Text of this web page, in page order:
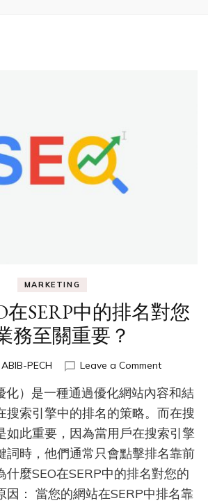
MARKETING
在SERP中的排名對您
務至關重要？
PECH Leave a Commenton
什
麼
SEO
在
SERP
中
的
排
化）是一種通過優化網站內容和結
搜索引擎中的排名的策略。而在搜
如此重要，因為當用戶在搜索引擎
詞時，他們通常只會點擊排名靠前
什麼SEO在SERP中的排名對您的
因： 當您的網站在SERP中排名靠